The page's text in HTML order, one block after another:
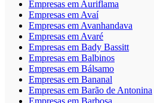
Empresas em Auriflama
Empresas em Avaí
Empresas em Avanhandava
Empresas em Avaré
Empresas em Bady Bassitt
Empresas em Balbinos
Empresas em Bálsamo
Empresas em Bananal
Empresas em Barão de Antonina
Empresas em Barbosa